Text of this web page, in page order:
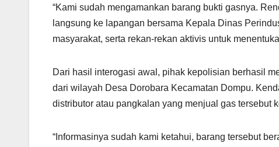
“Kami sudah mengamankan barang bukti gasnya.
langsung ke lapangan bersama Kepala Dinas
masyarakat, serta rekan-rekan aktivis untuk
Dari hasil interogasi awal, pihak kepolisian berhasil
dari wilayah Desa Dorobara Kecamatan Dompu.
distributor atau pangkalan yang menjual gas tersebut
“Informasinya sudah kami ketahui, barang tersebut